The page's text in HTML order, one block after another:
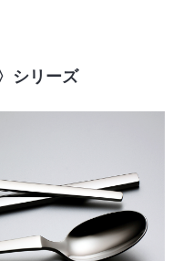
シリーズ